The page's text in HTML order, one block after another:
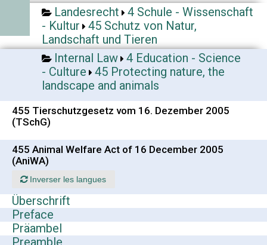
Landesrecht
4 Schule - Wissenschaft
- Kultur
45 Schutz von Natur,
Landschaft und Tieren
Internal Law 4 Education - Science
- Culture
45 Protecting nature, the
landscape and animals
455 Tierschutzgesetz vom 16. Dezember 2005
(TSchG)
455 Animal Welfare Act of 16 December 2005
(AniWA)
Inverser les langues
Überschrift
Preface
Präambel